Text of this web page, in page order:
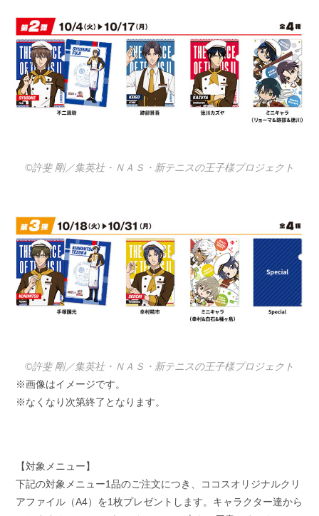
©許斐 剛／集英社・ＮＡＳ・新テニスの王子様プロジェクト
©許斐 剛／集英社・ＮＡＳ・新テニスの王子様プロジェクト
※画像はイメージです。
※なくなり次第終了となります。
【対象メニュー】
下記の対象メニュー1品のご注文につき、ココスオリジナルクリ
アファイル（A4）を1枚プレゼントします。キャラクター達から